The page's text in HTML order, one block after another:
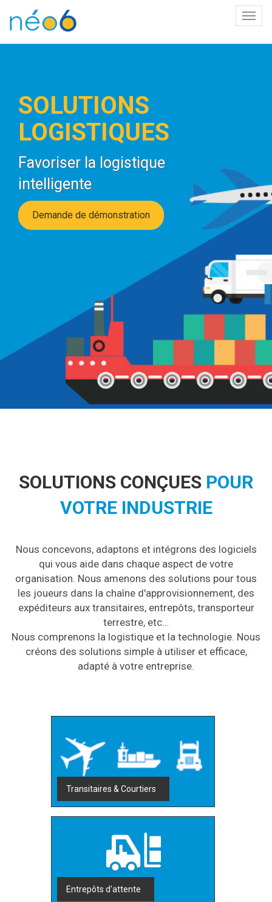
la
SOLUTIONS
LOGISTIQUES
Favoriser la logistique
intelligente
Demande de démonstration
SOLUTIONS CONÇUES POUR
VOTRE INDUSTRIE
Nous concevons, adaptons et intégrons des logiciels
qui vous aide dans chaque aspect de votre
organisation. Nous amenons des solutions pour tous
les joueurs dans la chaîne d'approvisionnement, des
expéditeurs aux transitaires, entrepôts, transporteur
terrestre, etc…
Nous comprenons la logistique et la technologie. Nous
créons des solutions simple à utiliser et efficace,
adapté à votre entreprise.
Transitaires & Courtiers
Entrepôts d'attente